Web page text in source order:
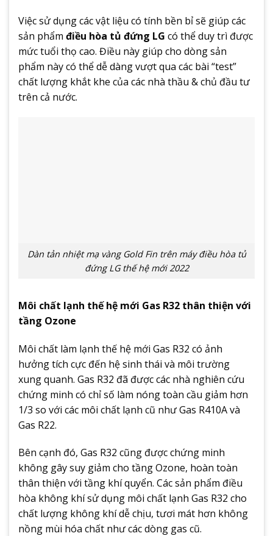
Việc sử dụng các vật liệu có tính bền bỉ sẽ giúp các
sản phẩm điều hòa tủ đứng LG có thể duy trì được
mức tuổi thọ cao. Điều này giúp cho dòng sản
phẩm này có thể dễ dàng vượt qua các bài “test”
chất lượng khắt khe của các nhà thầu & chủ đầu tư
trên cả nước.
Dàn tản nhiệt mạ vàng Gold Fin trên máy điều hòa tủ
đứng LG thế hệ mới 2022
Môi chất lạnh thế hệ mới Gas R32 thân thiện với
tầng Ozone
Môi chất làm lạnh thế hệ mới Gas R32 có ảnh
hưởng tích cực đến hệ sinh thái và môi trường
xung quanh. Gas R32 đã được các nhà nghiên cứu
chứng minh có chỉ số làm nóng toàn cầu giảm hơn
1/3 so với các môi chất lạnh cũ như Gas R410A và
Gas R22.
Bên cạnh đó, Gas R32 cũng được chứng minh
không gây suy giảm cho tầng Ozone, hoàn toàn
thân thiện với tầng khí quyển. Các sản phẩm điều
hòa không khí sử dụng môi chất lạnh Gas R32 cho
chất lượng không khí dễ chịu, tươi mát hơn không
nồng mùi hóa chất như các dòng gas cũ.